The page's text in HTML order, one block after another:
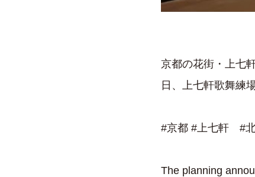
京都の花街・上七
日、上七軒歌舞練
#京都 #上七軒 #北
The planning